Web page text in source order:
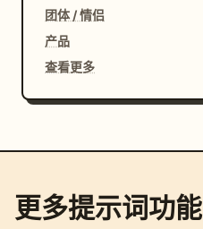
团体 / 情侣
产品
查看更多
更多提示词功能